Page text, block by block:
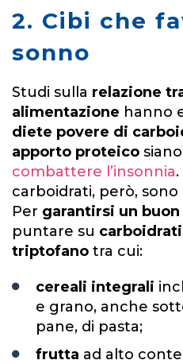
2. Cibi che
sonno
Studi sulla relazione
alimentazione hanno
diete povere di
apporto proteico siano
combattere l’insonnia
carboidrati, però,
Per garantirsi un buon
puntare su
triptofano tra cui:
cereali integrali
e grano, anche
pane, di pasta;
frutta ad alto